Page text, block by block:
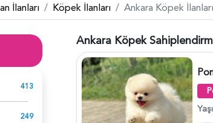
İlanları Köpek İlanları Ankara Köpek İlanları
413
249
Ankara Köpek